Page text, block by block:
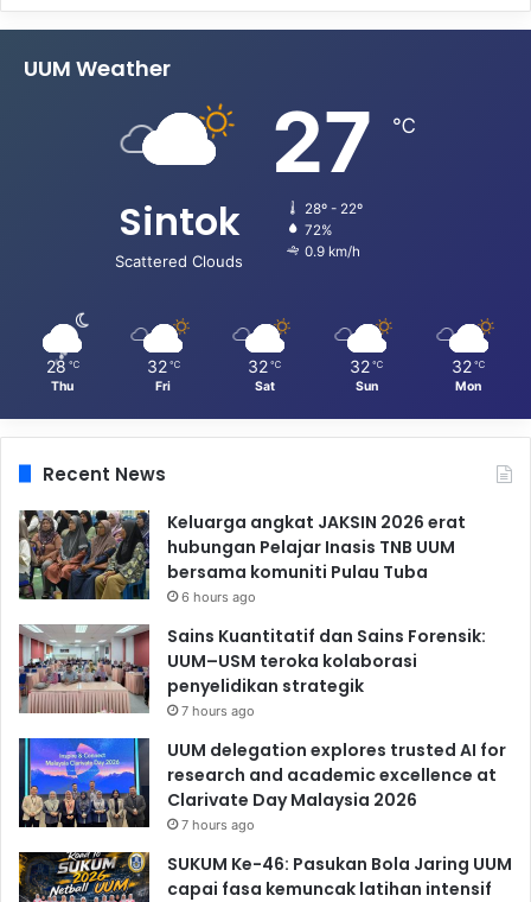
UUM Weather
Sintok
Scattered Clouds
27 ℃
28º - 22º
72%
0.9 km/h
28 ℃
Thu
32 ℃
Fri
32 ℃
Sat
32 ℃
Sun
32 ℃
Mon
Recent News
Keluarga angkat JAKSIN 2026 erat
hubungan Pelajar Inasis TNB UUM
bersama komuniti Pulau Tuba
6 hours ago
Sains Kuantitatif dan Sains Forensik:
UUM–USM teroka kolaborasi
penyelidikan strategik
7 hours ago
UUM delegation explores trusted AI for
research and academic excellence at
Clarivate Day Malaysia 2026
7 hours ago
SUKUM Ke-46: Pasukan Bola Jaring UUM
capai fasa kemuncak latihan intensif